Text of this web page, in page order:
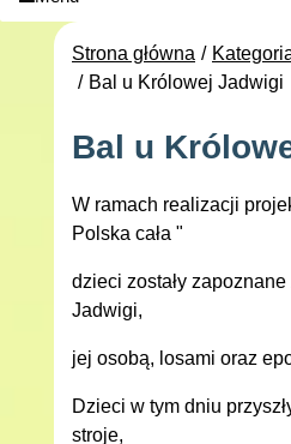
Strona główna
Bal u Królowej Jadwigi
Bal u
W ramach realizacji
Polska cała "
dzieci zostały
Jadwigi,
jej osobą, losami oraz
Dzieci w tym dniu
stroje,